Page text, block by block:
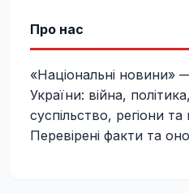
Про нас
«Національні новини»
України: війна,
суспільство, регіони та
Перевірені факти та